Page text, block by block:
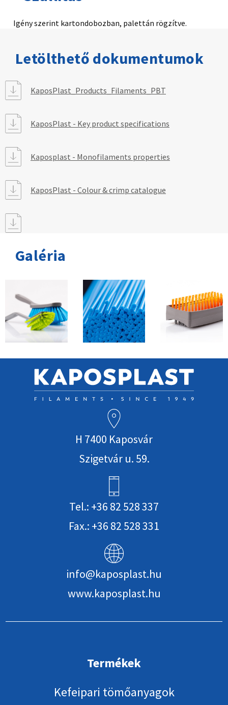
Igény szerint kartondobozban, palettán rögzítve.
Letölthető dokumentumok
KaposPlast_Products_Filaments_PBT
KaposPlast - Key product specifications
Kaposplast - Monofilaments properties
KaposPlast - Colour & crimp catalogue
Galéria
H 7400 Kaposvár
Szigetvár u. 59.
Tel.: +36 82 528 337
Fax.: +36 82 528 331
info@kaposplast.hu
www.kaposplast.hu
Termékek
Kefeipari tömőanyagok